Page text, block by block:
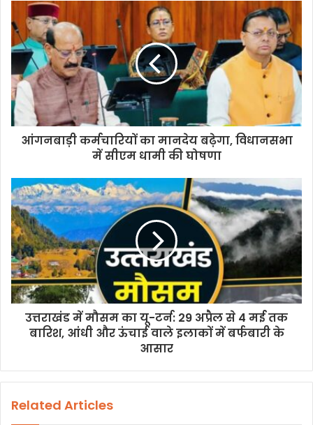
आंगनबाड़ी कर्मचारियों का मानदेय बढ़ेगा, विधानसभा
में सीएम धामी की घोषणा
उत्तराखंड में मौसम का यू-टर्न: 29 अप्रैल से 4 मई तक
बारिश, आंधी और ऊंचाई वाले इलाकों में बर्फबारी के
आसार
Related Articles